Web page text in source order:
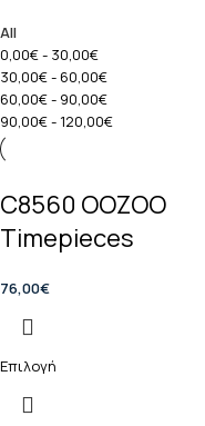
All
0,00€- 30,00€
30,00€-60,00€
60,00€- 90,00€
90,00€- 120,00€
C8560 OOZOO
Timepieces
76,00€
Επιλογή